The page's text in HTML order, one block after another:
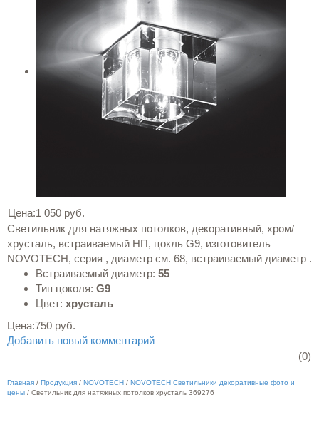
Цена:1 050 руб.
Светильник для натяжных потолков, декоративный, хром/
хрусталь, встраиваемый НП, цокль G9, изготовитель
NOVOTECH, серия , диаметр см. 68, встраиваемый диаметр .
Встраиваемый диаметр: 55
Тип цоколя: G9
Цвет: хрусталь
Цена:750 руб.
Добавить новый комментарий
(0)
Главная / Продукция / NOVOTECH / NOVOTECH Светильники декоративные фото и
цены / Светильник для натяжных потолков хрусталь 369276